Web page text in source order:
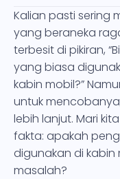
Kalian pasti sering
yang beraneka
terbesit di pikiran,
yang biasa
kabin mobil?”
untuk
lebih lanjut. Mari
fakta: apakah
digunakan di
masalah?